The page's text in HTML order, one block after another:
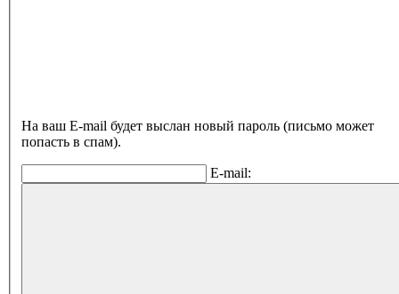
На ваш E-mail будет выслан новый пароль (письмо может
попасть в спам).
E-mail: